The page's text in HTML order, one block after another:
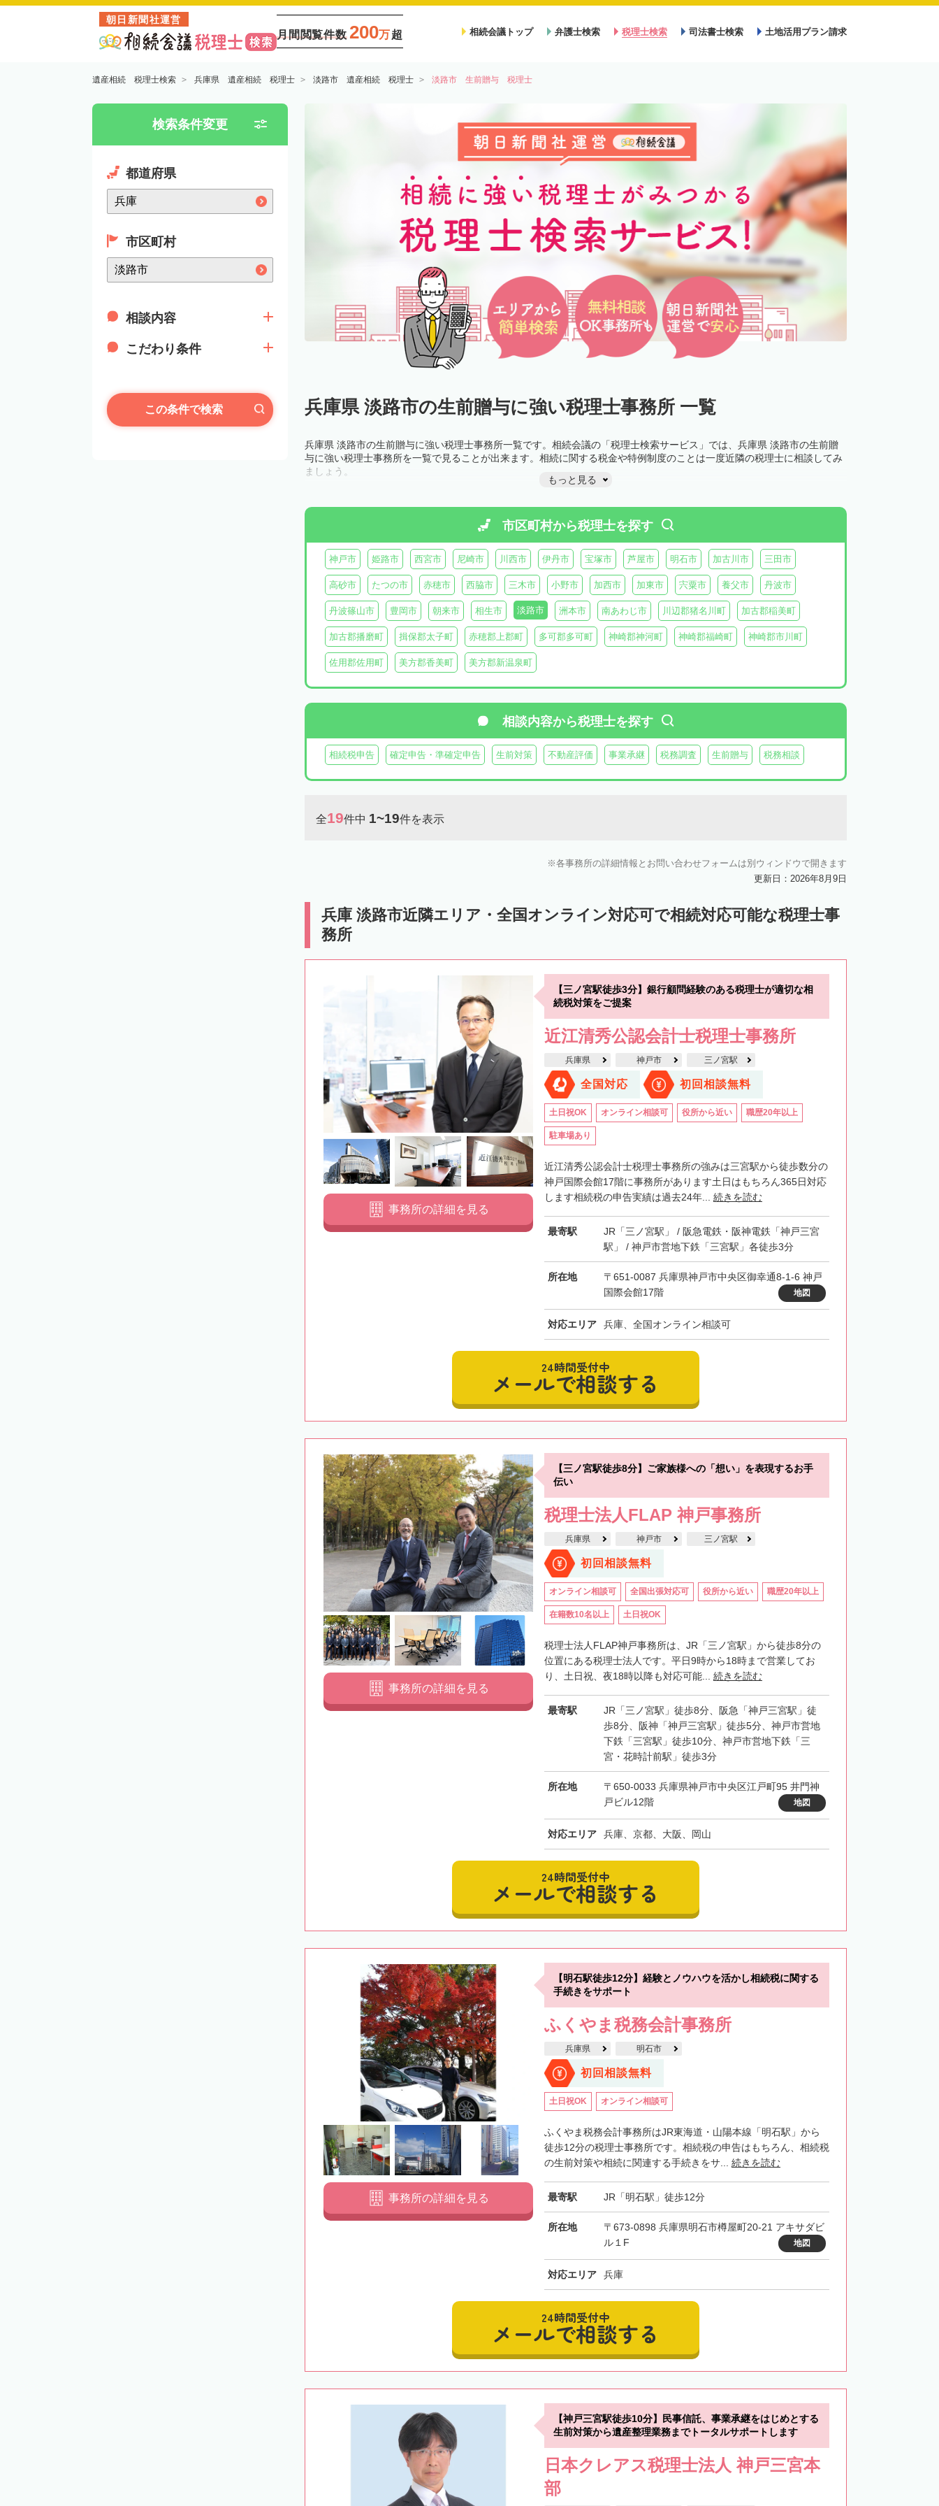
朝日新聞社運営
月間閲覧件数 200万超 相続会議トップ 弁護士検索 税理士検索 司法書士検索 土地活用プラン請求
遺産相続 税理士検索 兵庫県 遺産相続 税理士 淡路市 遺産相続 税理士 淡路市 生前贈与 税理士
検索条件変更
都道府県
市区町村
相談内容
こだわり条件
この条件で検索 兵庫県 淡路市の生前贈与に強い税理士事務所 一覧
兵庫県 淡路市の生前贈与に強い税理士事務所一覧です。相続会議の「税理士検索サービス」では、兵庫県 淡路市の生前贈
与に強い税理士事務所を一覧で見ることが出来ます。相続に関する税金や特例制度のことは一度近隣の税理士に相談してみ
ましょう。
もっと見る
市区町村から税理士を探す
神戸市 姫路市 西宮市 尼崎市 川西市 伊丹市 宝塚市 芦屋市 明石市 加古川市 三田市
高砂市 たつの市 赤穂市 西脇市 三木市 小野市 加西市 加東市 宍粟市 養父市 丹波市
丹波篠山市 豊岡市 朝来市 相生市 淡路市 洲本市 南あわじ市 川辺郡猪名川町 加古郡稲美町
加古郡播磨町 揖保郡太子町 赤穂郡上郡町 多可郡多可町 神崎郡神河町 神崎郡福崎町 神崎郡市川町
佐用郡佐用町 美方郡香美町 美方郡新温泉町
相談内容から税理士を探す
相続税申告 確定申告・準確定申告 生前対策 不動産評価 事業承継 税務調査 生前贈与 税務相談
全19件中 1~19件を表示
各事務所の詳細情報とお問い合わせフォームは別ウィンドウで開きます
更新日：2026年8月9日
兵庫 淡路市近隣エリア・全国オンライン対応可で相続対応可能な税理士事
務所
【三ノ宮駅徒歩3分】銀行顧問経験のある税理士が適切な相
続税対策をご提案
近江清秀公認会計士税理士事務所
兵庫県 神戸市 三ノ宮駅
全国対応 初回相談無料
土日祝OK オンライン相談可 役所から近い 職歴20年以上
駐車場あり
近江清秀公認会計士税理士事務所の強みは三宮駅から徒歩数分の
神戸国際会館17階に事務所があります土日はもちろん365日対応
します相続税の申告実績は過去24年... 続きを読む
最寄駅
JR「三ノ宮駅」 / 阪急電鉄・阪神電鉄「神戸三宮
駅」 / 神戸市営地下鉄「三宮駅」各徒歩3分
所在地
〒651-0087 兵庫県神戸市中央区御幸通8-1-6 神戸
国際会館17階
地図
対応エリア 兵庫、全国オンライン相談可
事務所の詳細を見る
24時間受付中
メールで相談する
【三ノ宮駅徒歩8分】ご家族様への「想い」を表現するお手
伝い
税理士法人FLAP 神戸事務所
兵庫県 神戸市 三ノ宮駅
初回相談無料
オンライン相談可 全国出張対応可 役所から近い 職歴20年以上
在籍数10名以上 土日祝OK
税理士法人FLAP神戸事務所は、JR「三ノ宮駅」から徒歩8分の
位置にある税理士法人です。平日9時から18時まで営業してお
り、土日祝、夜18時以降も対応可能... 続きを読む
最寄駅
JR「三ノ宮駅」徒歩8分、阪急「神戸三宮駅」徒
歩8分、阪神「神戸三宮駅」徒歩5分、神戸市営地
下鉄「三宮駅」徒歩10分、神戸市営地下鉄「三
宮・花時計前駅」徒歩3分
所在地
〒650-0033 兵庫県神戸市中央区江戸町95 井門神
戸ビル12階
地図
対応エリア 兵庫、京都、大阪、岡山
事務所の詳細を見る
24時間受付中
メールで相談する
【明石駅徒歩12分】経験とノウハウを活かし相続税に関する
手続きをサポート
ふくやま税務会計事務所
兵庫県 明石市
初回相談無料
土日祝OK オンライン相談可
ふくやま税務会計事務所はJR東海道・山陽本線「明石駅」から
徒歩12分の税理士事務所です。相続税の申告はもちろん、相続税
の生前対策や相続に関連する手続きをサ... 続きを読む
最寄駅 JR「明石駅」徒歩12分
所在地
〒673-0898 兵庫県明石市樽屋町20-21 アキサダビ
ル１F
地図
対応エリア 兵庫
事務所の詳細を見る
24時間受付中
メールで相談する
【神戸三宮駅徒歩10分】民事信託、事業承継をはじめとする
生前対策から遺産整理業務までトータルサポートします
日本クレアス税理士法人 神戸三宮本
部